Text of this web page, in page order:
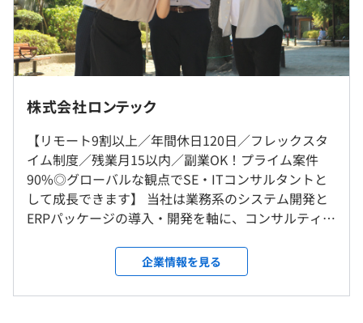
いろいろな年齢層や外国籍の社員が在籍しており、お互い
にリスペクトを持ってチームで働いています。
フラットな社風で穏やかな方も多く、非常に働きやすい環
境です。
【開発環境】
・言語：Java
・DB：PostgreSQL
大手企業で使われる経営管理手法バランス・スコア・カー
ドを導入し、評価基準を毎年アップデートしています。現
場のリーダー・執行役員・クライアント3つの視点から総
社内・在宅・お客様先いずれかの場所での勤務となりま
す。
転勤はありませんが、希望者は関西事務所での勤務も可能
です。
※大阪市中央区平野町2－4－9淀屋橋PREX10階1002
就業場所の変更範囲
会社の定める場所（リモートワークを行う場所を含む）
■年収UP事例
・前職：Javaエンジニア
350万円→450万円（100万円UP）
・前職：ERPエンジニア
※その他、年収が100万円以上アップした社員多数
（※想定年収 は年収提示額を保証するものではありません）
株式会社ロンテック
【リモート9割以上／年間休日120日／フレックスタ
イム制度／残業月15以内／副業OK！プライム案件
90%◎グローバルな観点でSE・ITコンサルタントと
して成長できます】 当社は業務系のシステム開発と
ERPパッケージの導入・開発を軸に、コンサルティン
がけることを強みに、価値を提供しています。 ①製
造業向けERPパッケージ『mcframe』の導入・開発
mcframeの販売、生産、原価管理の認定コンサルタ
企業情報を見る